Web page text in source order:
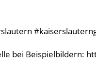
bei Beispielbildern: